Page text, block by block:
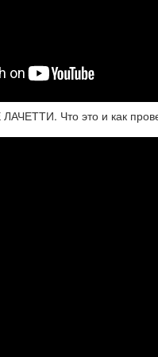
Что это и как